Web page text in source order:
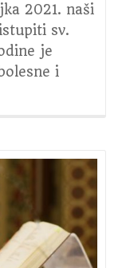
2021. naši
sv.
je
i